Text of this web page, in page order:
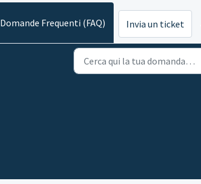
Domande Frequenti (FAQ) Invia un ticket